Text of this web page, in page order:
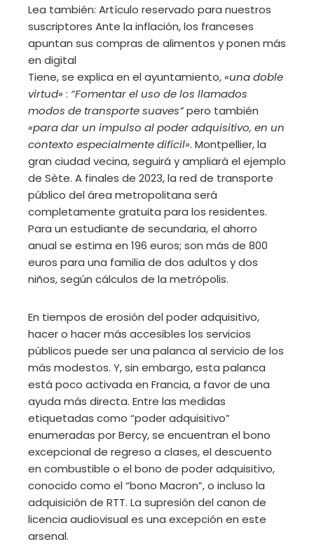
Lea también: Artículo reservado para nuestros
suscriptores Ante la inflación, los franceses
apuntan sus compras de alimentos y ponen más
en digital
Tiene, se explica en el ayuntamiento,«una doble
virtud»: “Fomentar el uso de los llamados
modos de transporte suaves”pero también
«para dar un impulso al poder adquisitivo, en un
contexto especialmente difícil». Montpellier, la
gran ciudad vecina, seguirá y ampliará el ejemplo
de Sète. A finales de 2023, la red de transporte
público del área metropolitana será
completamente gratuita para los residentes.
Para un estudiante de secundaria, el ahorro
anual se estima en 196 euros; son más de 800
euros para una familia de dos adultos y dos
niños, según cálculos de la metrópolis.
En tiempos de erosión del poder adquisitivo,
hacer o hacer más accesibles los servicios
públicos puede ser una palanca al servicio de los
más modestos. Y, sin embargo, esta palanca
está poco activada en Francia, a favor de una
ayuda más directa. Entre las medidas
etiquetadas como “poder adquisitivo”
enumeradas por Bercy, se encuentran el bono
excepcional de regreso a clases, el descuento
en combustible o el bono de poder adquisitivo,
conocido como el “bono Macron”, o incluso la
adquisición de RTT. La supresión del canon de
licencia audiovisual es una excepción en este
arsenal.